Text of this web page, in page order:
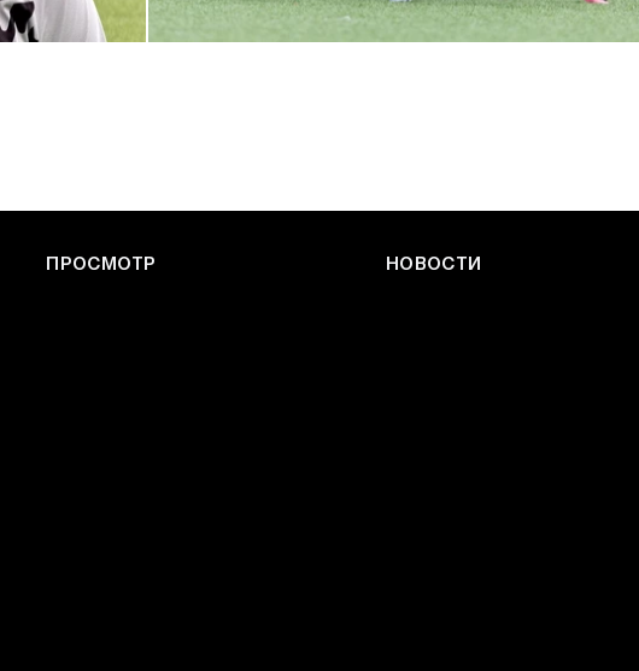
ЮФЛ: Армейцы приняли «Чертаново»
ПРОСМОТР НОВОСТИ